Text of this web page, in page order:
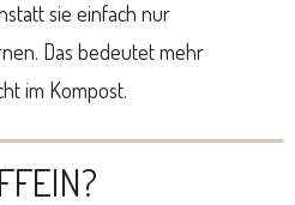
sie einfach nur
Das bedeutet mehr
im Kompost.